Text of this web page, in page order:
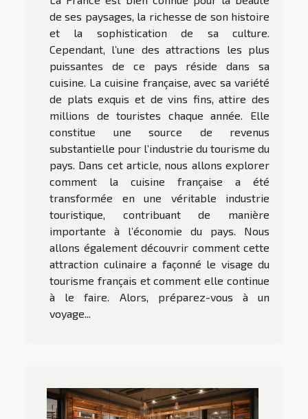
de ses paysages, la richesse de son histoire
et la sophistication de sa culture.
Cependant, l’une des attractions les plus
puissantes de ce pays réside dans sa
cuisine. La cuisine française, avec sa variété
de plats exquis et de vins fins, attire des
millions de touristes chaque année. Elle
constitue une source de revenus
substantielle pour l’industrie du tourisme du
pays. Dans cet article, nous allons explorer
comment la cuisine française a été
transformée en une véritable industrie
touristique, contribuant de manière
importante à l’économie du pays. Nous
allons également découvrir comment cette
attraction culinaire a façonné le visage du
tourisme français et comment elle continue
à le faire. Alors, préparez-vous à un
voyage...